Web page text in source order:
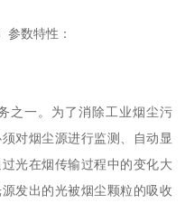
参数特性：
之一。为了消除工业烟尘污
对烟尘源进行监测、自动显
光在烟传输过程中的变化大
发出的光被烟尘颗粒的吸收